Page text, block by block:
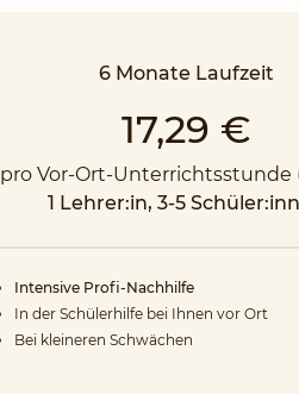
6 Monate Laufzeit
17,29 €
pro Vor-Ort-Unterrichtsstunde
1 Lehrer:in, 3-5
Intensive Profi-Nachhilfe
In der Schülerhilfe bei Ihnen vor Ort
Bei kleineren Schwächen